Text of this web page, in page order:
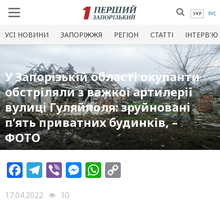
УКР РУС
УСI НОВИНИ ЗАПОРІЖЖЯ РЕГІОН СТАТТІ ІНТЕРВ'Ю
У Запорізькій області окупанти
обстріляли з важкої артилерії
вулиці Гуляйполя: зруйновані
п’ять приватних будинків, –
ФОТО
Facebook
Telegram
ViberMessenger
WhatsApp
17.04.2022
10